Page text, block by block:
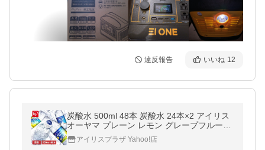
違反報告 いいね 12
炭酸水 500ml 48本 炭酸水 24本×2 アイリス
オーヤマ プレーン レモン グレープフルーツ
割材 クリスタルスパーク
アイリスプラザ Yahoo!店